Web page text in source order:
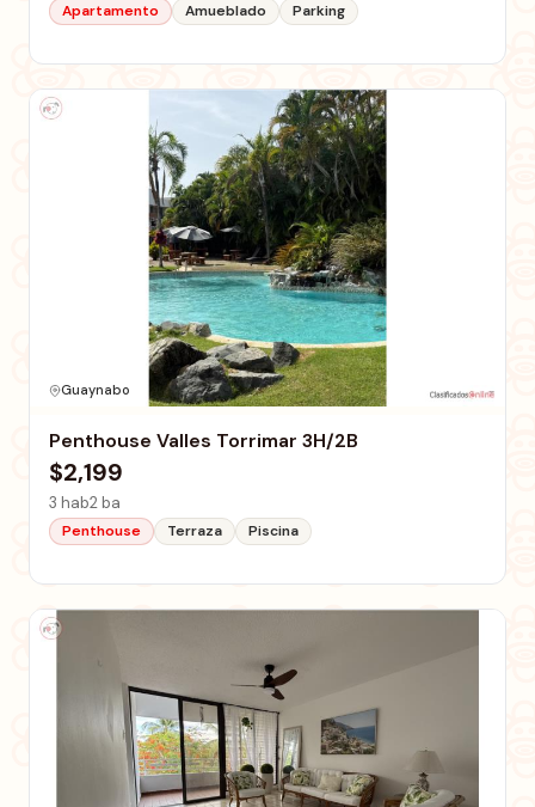
Apartamento Amueblado Parking
Guaynabo
Penthouse Valles Torrimar 3H/2B
$2,199
3 hab2 ba
Penthouse Terraza Piscina